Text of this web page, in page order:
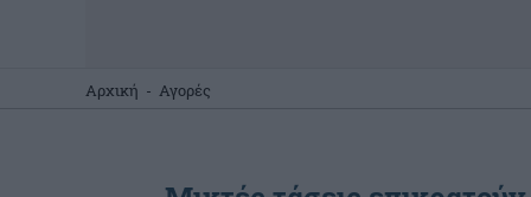
Αρχική - Αγορές